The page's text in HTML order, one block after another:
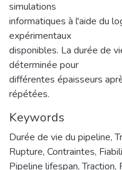
simulations
informatiques à l'aide du
expérimentaux
disponibles. La durée de
déterminée pour
différentes épaisseurs
répétées.
Keywords
Durée de vie du pipeline,
Rupture, Contraintes,
Pipeline lifespan, Traction,